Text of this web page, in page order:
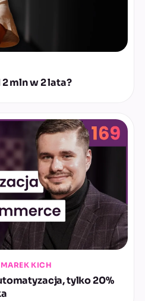
mln w 2 lata?
KICH
tylko 20%